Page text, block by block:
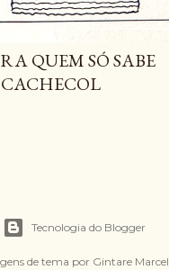
QUEM SÓ SABE
Tecnologia do Blogger
de tema por Gintare Marcel